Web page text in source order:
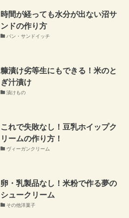
時間が経っても水分が出ない沼サ
ンドの作り方
パン・サンドイッチ
糠漬け劣等生にもできる！米のと
ぎ汁漬け
漬けもの
これで失敗なし！豆乳ホイップク
リームの作り方！
ヴィーガンクリーム
卵・乳製品なし！米粉で作る夢の
シュークリーム
その他洋菓子